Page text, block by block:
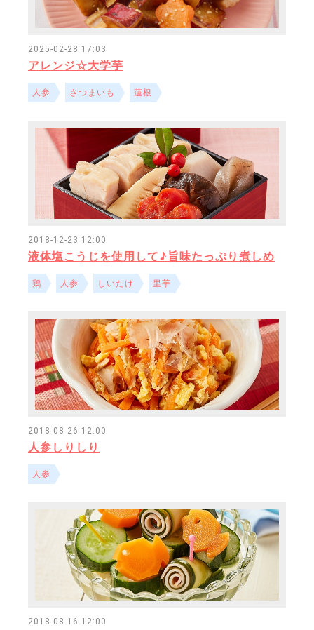
2025-02-28 17:03
アレンジ☆大学芋
人参 さつまいも 蓮根
2018-12-23 12:00
液体塩こうじを使用して♪旨味たっぷり煮しめ
鶏 人参 しいたけ 里芋
2018-08-26 12:00
人参しりしり
人参
2018-08-16 12:00